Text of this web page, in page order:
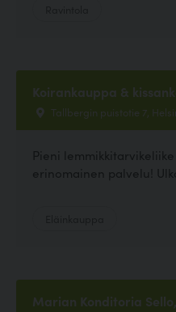
Koirankauppa &
Tallbergin puistotie 7,
Pieni
erinomainen palvelu!
Marian Konditoria